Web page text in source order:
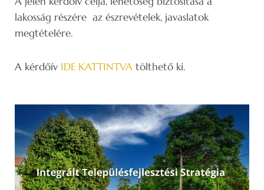
lakosság részére az észrevételek, javaslatok
megtételére.
A kérdőív IDE KATTINTVA tölthető ki.